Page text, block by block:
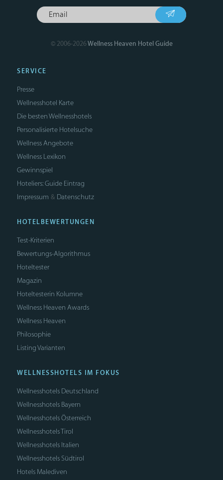
© 2006-2026Wellness Heaven Hotel Guide
SERVICE
Presse
Wellnesshotel Karte
Die besten Wellnesshotels
Personalisierte Hotelsuche
Wellness Angebote
Wellness Lexikon
Gewinnspiel
Hoteliers: Guide Eintrag
Impressum & Datenschutz
HOTELBEWERTUNGEN
Test-Kriterien
Bewertungs-Algorithmus
Hoteltester
Magazin
Hoteltesterin Kolumne
Wellness Heaven Awards
Wellness Heaven
Philosophie
Listing Varianten
WELLNESSHOTELS IM FOKUS
Wellnesshotels Deutschland
Wellnesshotels Bayern
Wellnesshotels Österreich
Wellnesshotels Tirol
Wellnesshotels Italien
Wellnesshotels Südtirol
Hotels Malediven